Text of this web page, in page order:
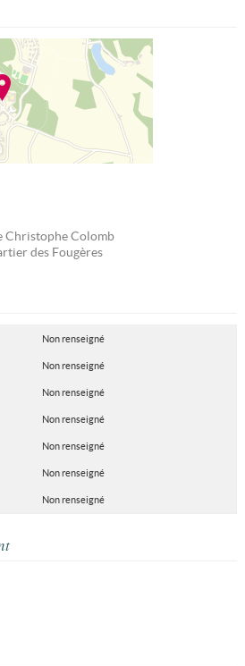
Christophe Colomb
des Fougères
Non renseigné
Non renseigné
Non renseigné
Non renseigné
Non renseigné
Non renseigné
Non renseigné